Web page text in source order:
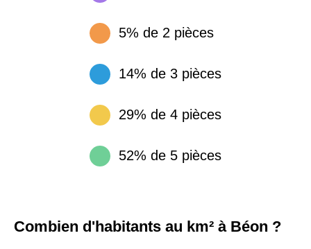
5% de 2 pièces
14% de 3 pièces
29% de 4 pièces
52% de 5 pièces
Combien d'habitants au km² à Béon ?